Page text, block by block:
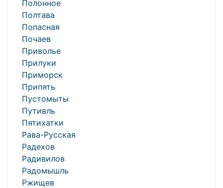
Полонное
Полтава
Попасная
Почаев
Приволье
Прилуки
Приморск
Припять
Пустомыты
Путивль
Пятихатки
Рава-Русская
Радехов
Радивилов
Радомышль
Ржищев